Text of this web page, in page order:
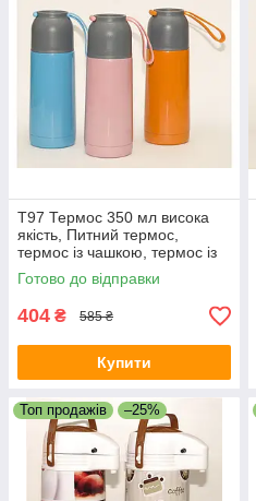
T97 Термос 350 мл висока
якість, Питний термос,
термос із чашкою, термос із
кришкою
Готово до відправки
404 ₴ 585 ₴
Купити
Топ продажів –25%